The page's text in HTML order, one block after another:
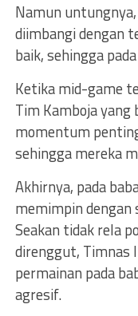
Namun
diimbangi dengan
baik, sehingga
Ketika mid-game
Tim Kamboja yang
momentum
sehingga mereka
Akhirnya, pada
memimpin dengan
Seakan tidak rela
direnggut, Timnas
permainan pada
agresif.